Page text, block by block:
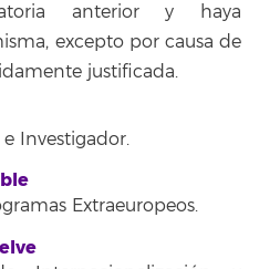
anterior y haya
excepto por causa de
justificada.
Investigador.
Extraeuropeos.